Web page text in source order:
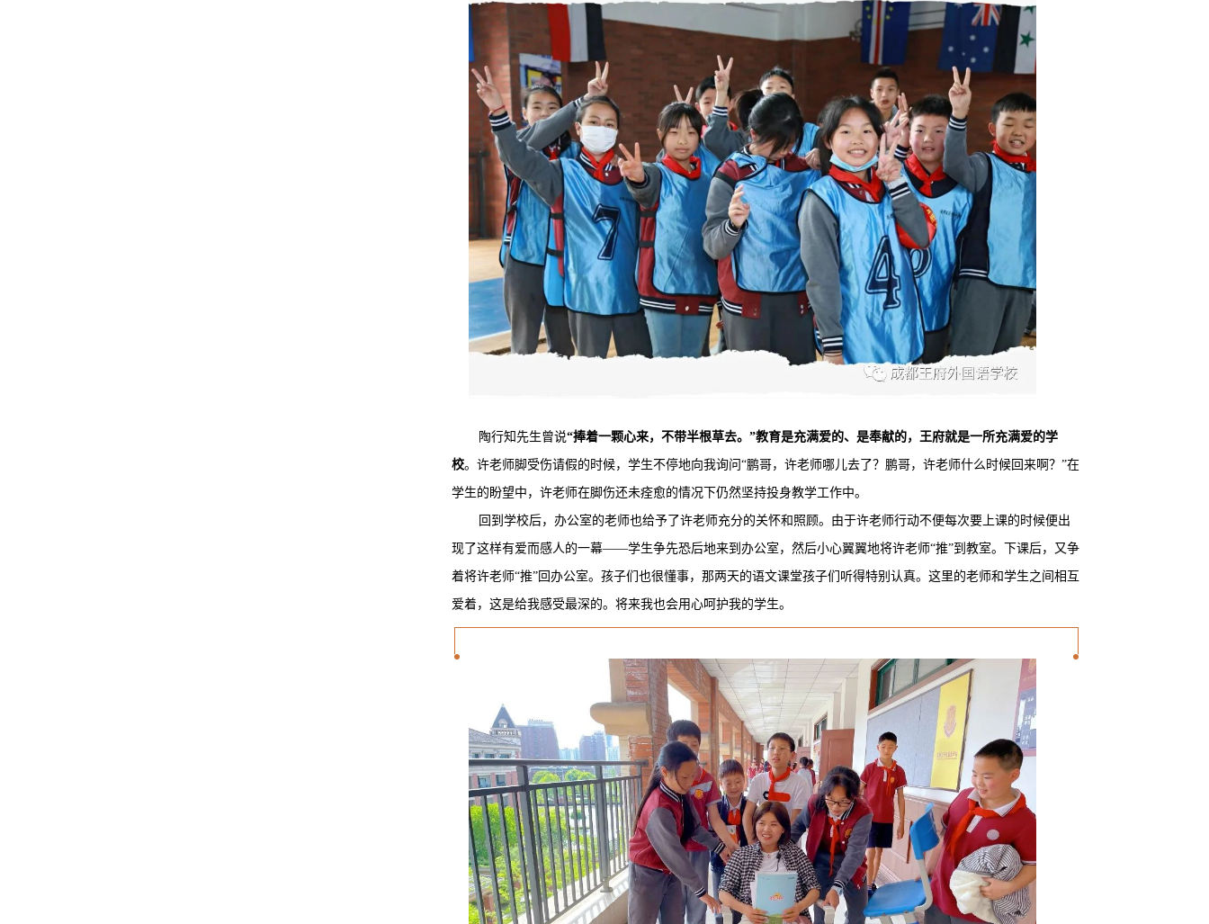
陶行知先生曾说“捧着一颗心来，不带半根草去。”教育是充满爱的、是奉献的，王府就是一所充满爱的学
校。许老师脚受伤请假的时候，学生不停地向我询问“鹏哥，许老师哪儿去了？鹏哥，许老师什么时候回来啊？”在
学生的盼望中，许老师在脚伤还未痊愈的情况下仍然坚持投身教学工作中。
回到学校后，办公室的老师也给予了许老师充分的关怀和照顾。由于许老师行动不便每次要上课的时候便出
现了这样有爱而感人的一幕——学生争先恐后地来到办公室，然后小心翼翼地将许老师“推”到教室。下课后，又争
着将许老师“推”回办公室。孩子们也很懂事，那两天的语文课堂孩子们听得特别认真。这里的老师和学生之间相互
爱着，这是给我感受最深的。将来我也会用心呵护我的学生。